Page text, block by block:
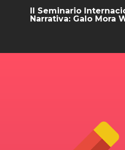
II Seminario
Narrativa: Galo Mora